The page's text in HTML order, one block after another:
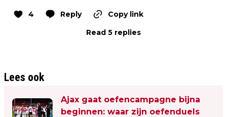
4 Reply
Copy link
Read 5 replies
Lees ook
Ajax gaat oefencampagne bijna
beginnen: waar zijn oefenduels